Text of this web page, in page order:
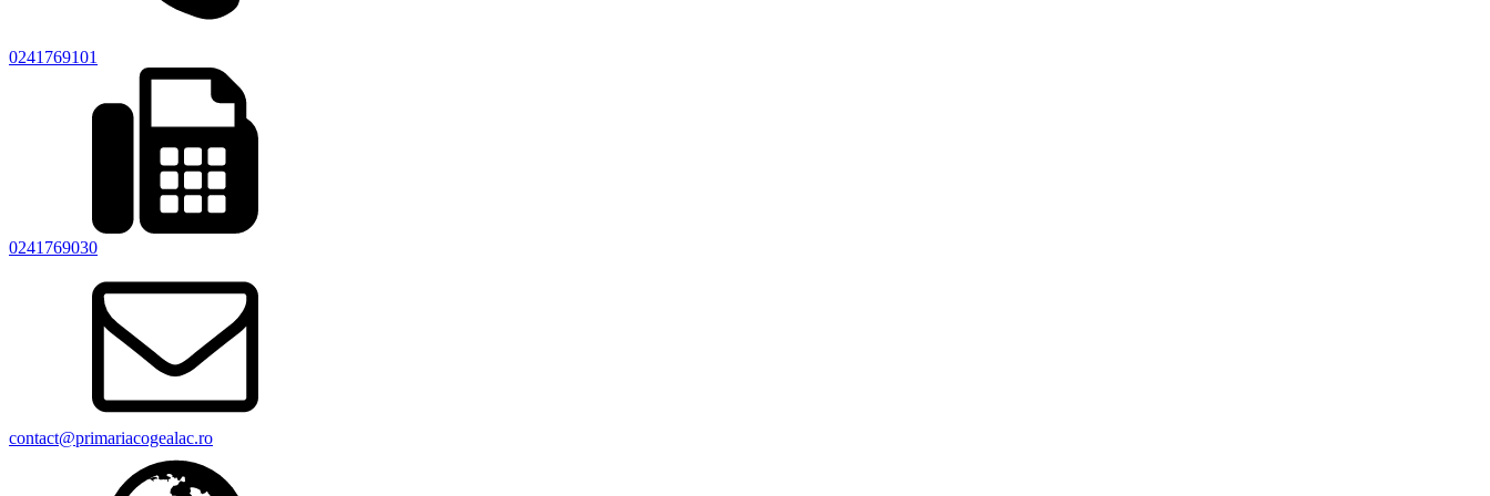
0241769101
0241769030
contact@primariacogealac.ro